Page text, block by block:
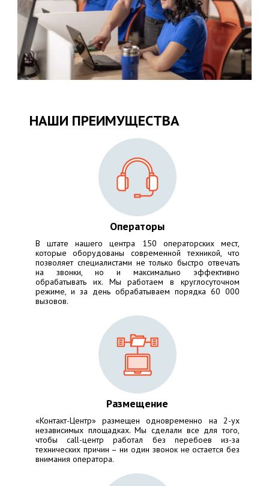
НАШИ ПРЕИМУЩЕСТВА
Операторы
В штате нашего центра 150 операторских мест,
которые оборудованы современной техникой, что
позволяет специалистами не только быстро отвечать
на звонки, но и максимально эффективно
обрабатывать их. Мы работаем в круглосуточном
режиме, и за день обрабатываем порядка 60 000
вызовов.
Размещение
«Контакт-Центр» размещен одновременно на 2-ух
независимых площадках. Мы сделали все для того,
чтобы call-центр работал без перебоев из-за
технических причин – ни один звонок не остается без
внимания оператора.